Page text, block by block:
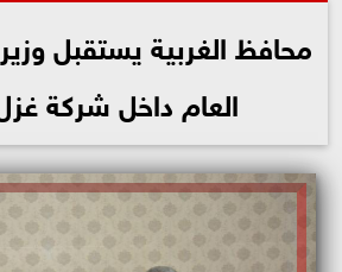
محافظ الغربية يستقبل
العام داخل شركة